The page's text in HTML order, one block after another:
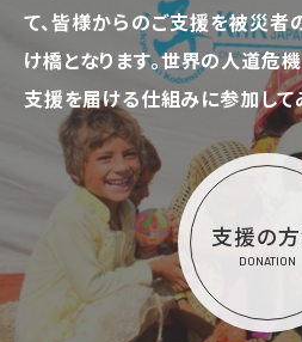
て、皆様からのご支援を被災者
け橋となります。世界の人道危
支援を届ける仕組みに参加して
支援の
DONATION